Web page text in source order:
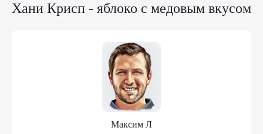
Хани Крисп - яблоко с медовым вкусом
Максим Л